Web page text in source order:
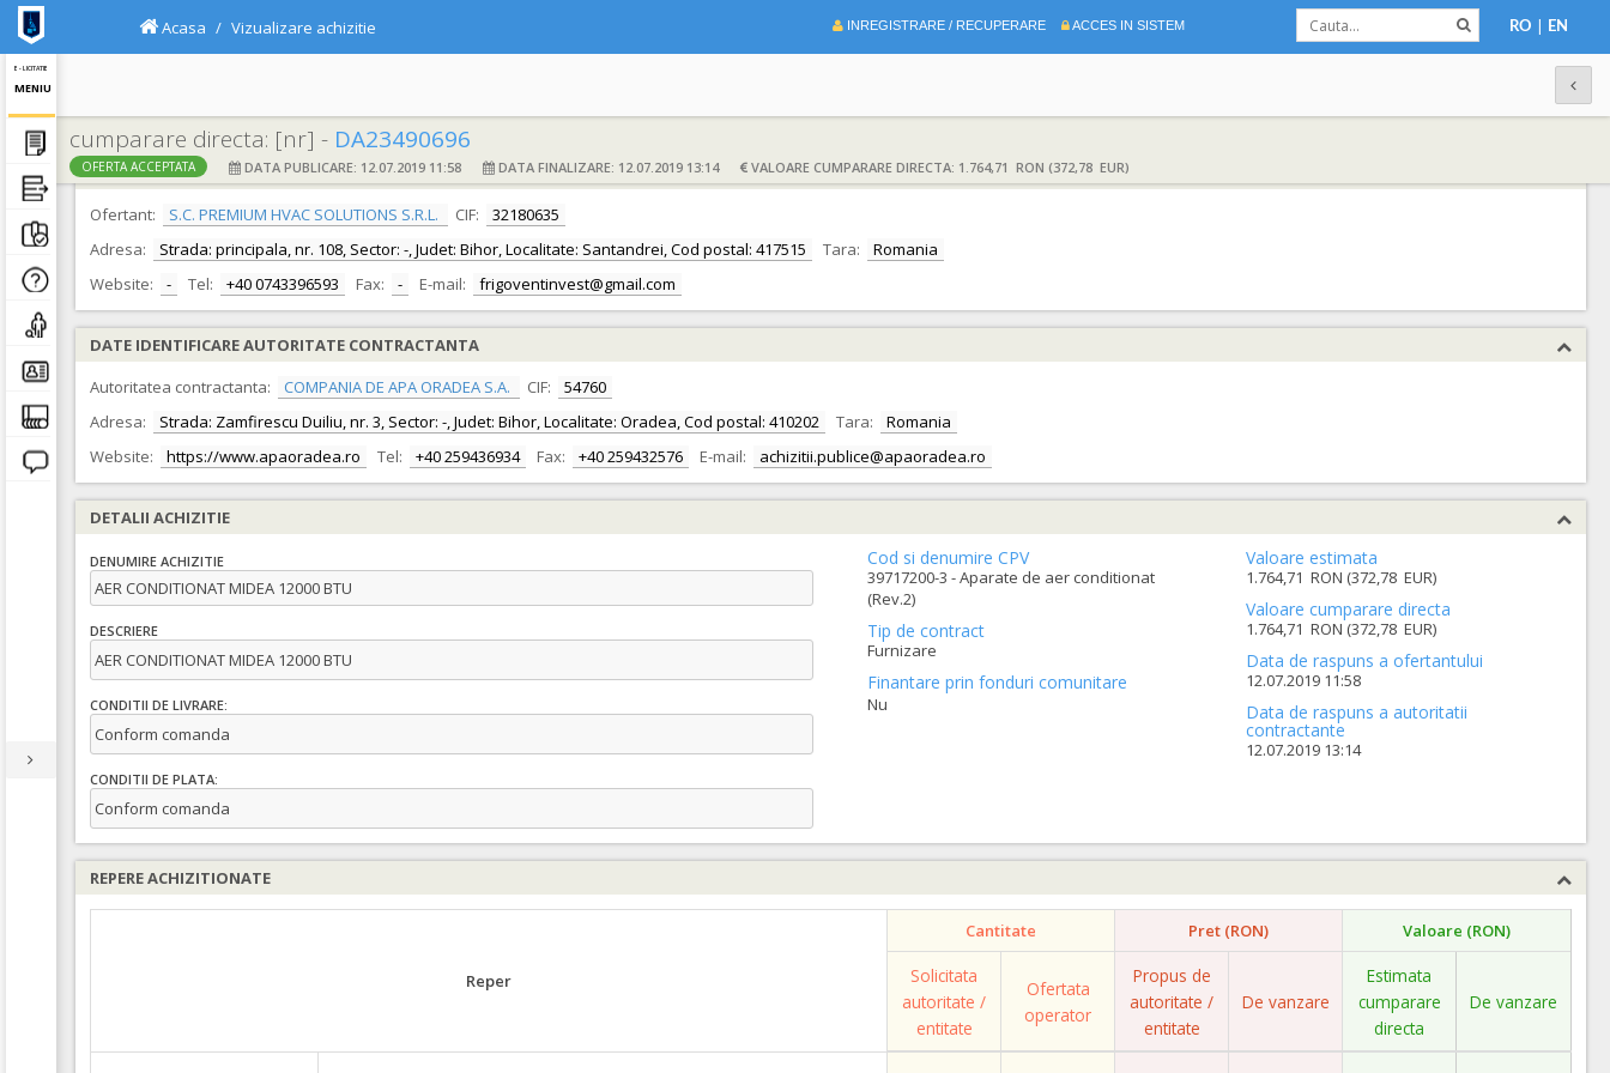
E - LICITATIE
MENIU
INREGISTRARE / RECUPERARE ACCES IN SISTEM RO | EN
Acasa Vizualizare achizitie
cumparare directa: [nr] - DA23490696
OFERTA ACCEPTATA DATA PUBLICARE: 12.07.2019 11:58 DATA FINALIZARE: 12.07.2019 13:14 VALOARE CUMPARARE DIRECTA: 1.764,71 RON (372,78 EUR)
DATE IDENTIFICARE OFERTANT
Ofertant:
S.C. PREMIUM HVAC SOLUTIONS S.R.L. CIF:
32180635
Adresa:
Strada: principala, nr. 108, Sector: -, Judet: Bihor, Localitate: Santandrei, Cod postal: 417515 Tara:
Romania
Website:
- Tel: +40 0743396593 Fax: - E-mail: frigoventinvest@gmail.com
DATE IDENTIFICARE AUTORITATE CONTRACTANTA
Autoritatea contractanta:
COMPANIA DE APA ORADEA S.A. CIF:
54760
Adresa:
Strada: Zamfirescu Duiliu, nr. 3, Sector: -, Judet: Bihor, Localitate: Oradea, Cod postal: 410202 Tara:
Romania
Website:
https://www.apaoradea.ro Tel: +40 259436934 Fax: +40 259432576 E-mail: achizitii.publice@apaoradea.ro
DETALII ACHIZITIE
DENUMIRE ACHIZITIE
AER CONDITIONAT MIDEA 12000 BTU
DESCRIERE
AER CONDITIONAT MIDEA 12000 BTU
CONDITII DE LIVRARE:
Conform comanda
CONDITII DE PLATA:
Conform comanda
Cod si denumire CPV
39717200-3 - Aparate de aer conditionat
(Rev.2)
Tip de contract
Furnizare
Finantare prin fonduri comunitare
Nu
Valoare estimata
1.764,71 RON (372,78 EUR)
Valoare cumparare directa
1.764,71 RON (372,78 EUR)
Data de raspuns a ofertantului
12.07.2019 11:58
Data de raspuns a autoritatii
contractante
12.07.2019 13:14
REPERE ACHIZITIONATE
Reper
Cantitate Pret (RON) Valoare (RON)
Solicitata
autoritate /
entitate
Ofertata
operator
Propus de
autoritate /
entitate
De vanzare
Estimata
cumparare
directa
De vanzare